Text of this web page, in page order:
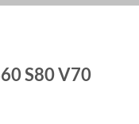
S80 V70